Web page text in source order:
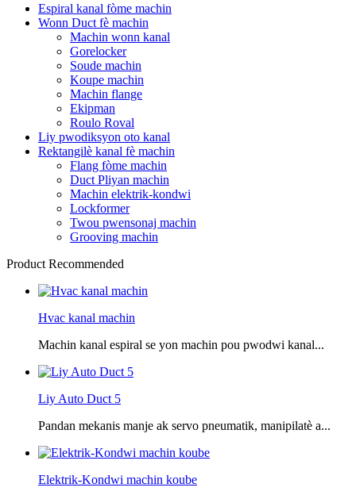
Espiral kanal fòme machin
Wonn Duct fè machin
Machin wonn kanal
Gorelocker
Soude machin
Koupe machin
Machin flange
Ekipman
Roulo Roval
Liy pwodiksyon oto kanal
Rektangilè kanal fè machin
Flang fòme machin
Duct Pliyan machin
Machin elektrik-kondwi
Lockformer
Twou pwensonaj machin
Grooving machin
Product Recommended
Hvac kanal machin
Machin kanal espiral se yon machin pou pwodwi kanal...
Liy Auto Duct 5
Pandan mekanis manje ak servo pneumatik, manipilatè a...
Elektrik-Kondwi machin koube